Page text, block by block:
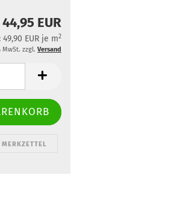
44,95 EUR
EUR je m2
MwSt. zzgl. Versand
MERKZETTEL